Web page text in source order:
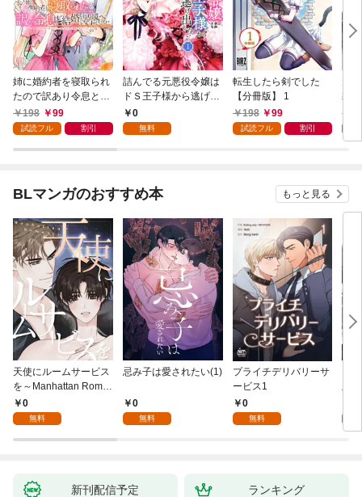
姉に婚約者を寝取られ
たので訳あり令息と結
婚して辺境へと向かい
ます ～苦労の先に待っ
溺愛と幸せでした～
198 99
試読フル 割引
詰んでる元悪役令嬢は
ドＳ王子様から逃げ出
したい 【分冊版】 1
0
無料
転生したら剣でした
【分冊版】 1
198
99
試読フル 割引
元
隷
い
BLマンガのおすすめ本 もっと見る
天使にルームサービス
を～Manhattan Roma
nce(1)
0
無料
忌み子は愛されたい(1)
0
無料
プライチデリバリーサ
ービス1
0
無料
新刊配信予定 ランキング